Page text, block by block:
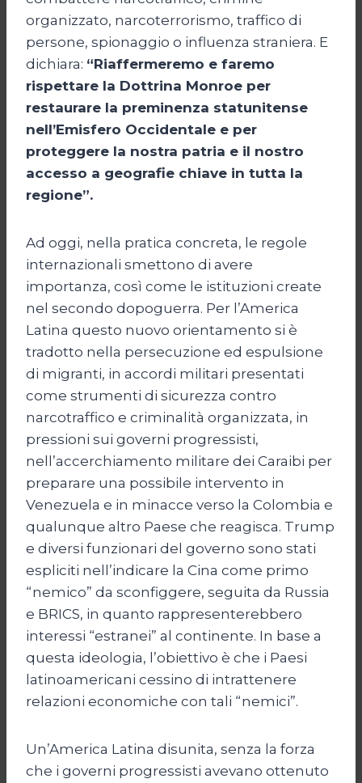
organizzato, narcoterrorismo, traffico di
persone, spionaggio o influenza straniera. E
dichiara: “Riaffermeremo e faremo
rispettare la Dottrina Monroe per
restaurare la preminenza statunitense
nell’Emisfero Occidentale e per
proteggere la nostra patria e il nostro
accesso a geografie chiave in tutta la
regione”.
Ad oggi, nella pratica concreta, le regole
internazionali smettono di avere
importanza, così come le istituzioni create
nel secondo dopoguerra. Per l’America
Latina questo nuovo orientamento si è
tradotto nella persecuzione ed espulsione
di migranti, in accordi militari presentati
come strumenti di sicurezza contro
narcotraffico e criminalità organizzata, in
pressioni sui governi progressisti,
nell’accerchiamento militare dei Caraibi per
preparare una possibile intervento in
Venezuela e in minacce verso la Colombia e
qualunque altro Paese che reagisca. Trump
e diversi funzionari del governo sono stati
espliciti nell’indicare la Cina come primo
“nemico” da sconfiggere, seguita da Russia
e BRICS, in quanto rappresenterebbero
interessi “estranei” al continente. In base a
questa ideologia, l’obiettivo è che i Paesi
latinoamericani cessino di intrattenere
relazioni economiche con tali “nemici”.
Un’America Latina disunita, senza la forza
che i governi progressisti avevano ottenuto